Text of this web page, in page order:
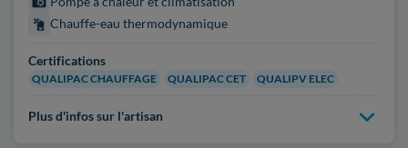
Chauffe-eau thermodynamique
Certifications
QUALIPAC CHAUFFAGE QUALIPAC CET QUALIPV ELEC
Plus d'infos sur l'artisan